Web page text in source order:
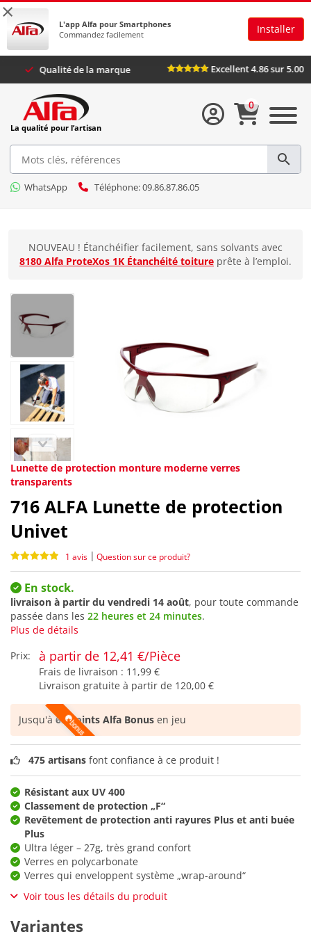
×
L'app Alfa pour Smartphones
Commandez facilement
Installer
Qualité de la marque Excellent 4.86
La qualité pour l’artisan
WhatsApp Téléphone: 09.86.87.86.05
0
NOUVEAU ! Étanchéifier facilement, sans solvants avec
8180 Alfa ProteXos 1K Étanchéité toiture prête à l’emploi.
Lunette de protection monture moderne verres
transparents
716 ALFA Lunette de protection
Univet
1 avis | Question sur ce produit?
En stock.
livraison à partir du vendredi 14 août, pour toute commande
passée dans les 22 heures et 24 minutes.
Plus de détails
Prix:
à partir de 12,41 €/Pièce
Frais de livraison : 11,99 €
Livraison gratuite à partir de 120,00 €
Jusqu'à65 points Alfa Bonus en jeu
475 artisans font confiance à ce produit !
Résistant aux UV 400
Classement de protection „F“
Revêtement de protection anti rayures Plus et anti buée
Plus
Ultra léger – 27g, très grand confort
Verres en polycarbonate
Verres qui enveloppent système „wrap-around“
Voir tous les détails du produit
Variantes